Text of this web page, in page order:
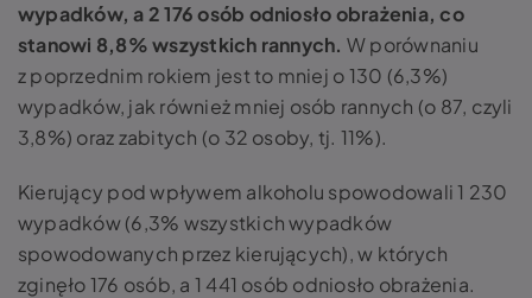
wypadków, a 2 176 osób odniosło obrażenia, co
stanowi 8,8% wszystkich rannych. W porównaniu
z poprzednim rokiem jest to mniej o 130 (6,3%)
wypadków, jak również mniej osób rannych (o 87, czyli
3,8%) oraz zabitych (o 32 osoby, tj. 11%).
Kierujący pod wpływem alkoholu spowodowali 1 230
wypadków (6,3% wszystkich wypadków
spowodowanych przez kierujących), w których
zginęło 176 osób, a 1 441 osób odniosło obrażenia.